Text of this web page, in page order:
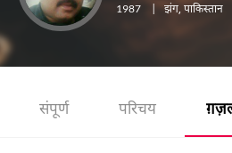
1987 झंग, पाकिस्तान
संपूर्ण परिचय